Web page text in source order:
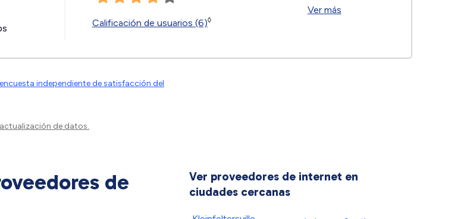
Calificación de usuarios (6)◊
Ver más
encuesta independiente de satisfacción del
de datos.
de
Ver proveedores de internet en
ciudades cercanas